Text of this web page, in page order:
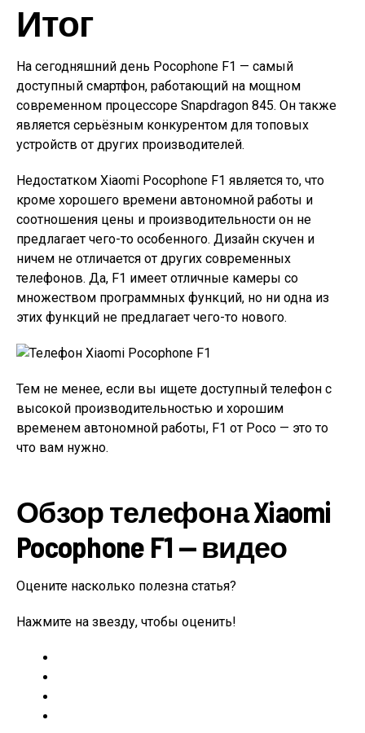
Итог
На сегодняшний день Pocophone F1 — самый
доступный смартфон, работающий на мощном
современном процессоре Snapdragon 845. Он также
является серьёзным конкурентом для топовых
устройств от других производителей.
Недостатком Xiaomi Pocophone F1 является то, что
кроме хорошего времени автономной работы и
соотношения цены и производительности он не
предлагает чего-то особенного. Дизайн скучен и
ничем не отличается от других современных
телефонов. Да, F1 имеет отличные камеры со
множеством программных функций, но ни одна из
этих функций не предлагает чего-то нового.
Тем не менее, если вы ищете доступный телефон с
высокой производительностью и хорошим
временем автономной работы, F1 от Poco — это то
что вам нужно.
Обзор телефона Xiaomi
Pocophone F1 — видео
Оцените насколько полезна статья?
Нажмите на звезду, чтобы оценить!